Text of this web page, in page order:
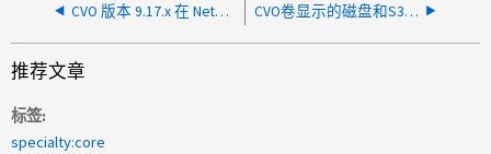
CVO 版本 9.17.x 在 NetApp Console 中无法升级 CVO卷显示的磁盘和S3使用量不正确
推荐文章
标签
specialty:core